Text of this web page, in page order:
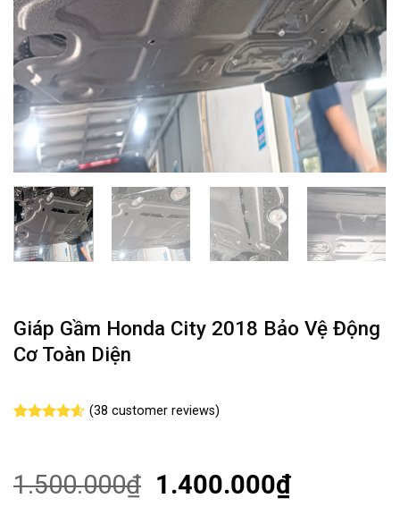
Giáp Gầm Honda City 2018 Bảo Vệ Động
Cơ Toàn Diện
customer
ratings
(38 customer reviews)
1.500.000₫ 1.400.000₫